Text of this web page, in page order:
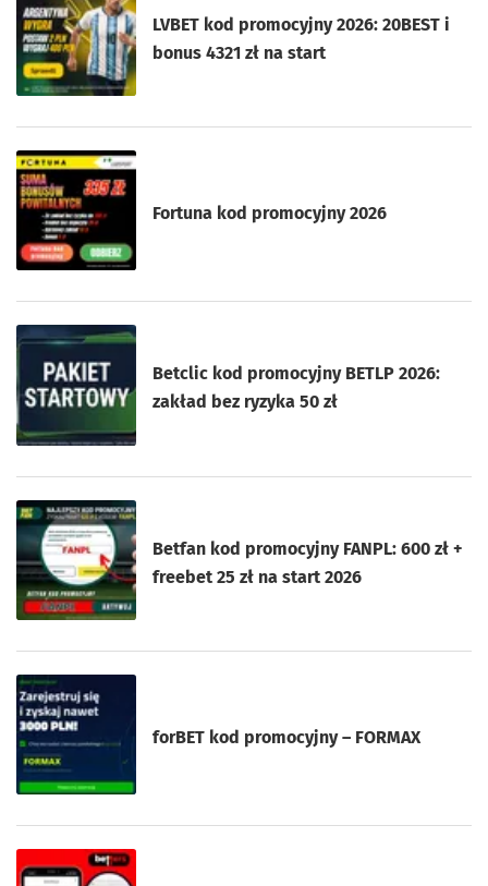
LVBET kod promocyjny 2026: 20BEST i
bonus 4321 zł na start
Fortuna kod promocyjny 2026
Betclic kod promocyjny BETLP 2026:
zakład bez ryzyka 50 zł
Betfan kod promocyjny FANPL: 600 zł +
freebet 25 zł na start 2026
forBET kod promocyjny – FORMAX